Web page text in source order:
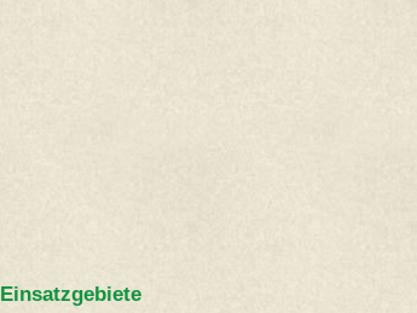
Einsatzgebiete